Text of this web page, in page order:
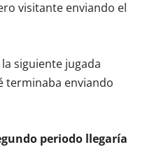
visitante enviando el
siguiente jugada
terminaba enviando
periodo llegaría